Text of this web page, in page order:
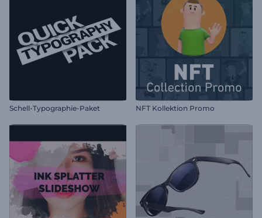
Schell-Typographie-Paket NFT Kollektion Promo